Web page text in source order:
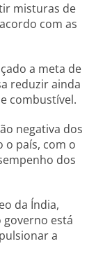
misturas de
com as
a meta de
reduzir ainda
combustível.
negativa dos
o país, com o
dos
da Índia,
governo está
a